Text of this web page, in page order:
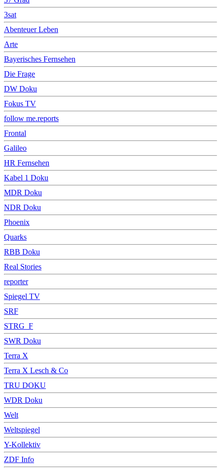
3sat
Abenteuer Leben
Arte
Bayerisches Fernsehen
Die Frage
DW Doku
Fokus TV
follow me.reports
Frontal
Galileo
HR Fernsehen
Kabel 1 Doku
MDR Doku
NDR Doku
Phoenix
Quarks
RBB Doku
Real Stories
reporter
Spiegel TV
SRF
STRG_F
SWR Doku
Terra X
Terra X Lesch & Co
TRU DOKU
WDR Doku
Welt
Weltspiegel
Y-Kollektiv
ZDF Info